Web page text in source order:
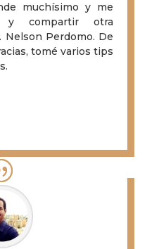
muchísimo y me
y compartir otra
Nelson Perdomo. De
tomé varios tips